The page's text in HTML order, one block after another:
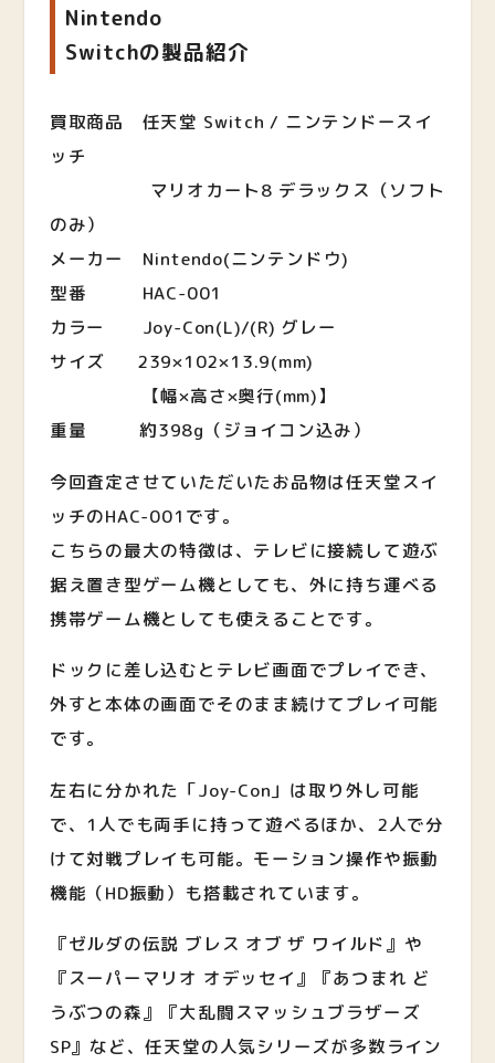
Nintendo
Switchの製品紹介
買取商品 任天堂 Switch / ニンテンドースイ
ッチ
マリオカート8 デラックス（ソフト
のみ）
メーカー Nintendo(ニンテンドウ)
型番 HAC-001
カラー Joy-Con(L)/(R) グレー
サイズ 239×102×13.9(mm)
【幅×高さ×奥行(mm)】
重量 約398g（ジョイコン込み）
今回査定させていただいたお品物は任天堂スイ
ッチのHAC-001です。
こちらの最大の特徴は、テレビに接続して遊ぶ
据え置き型ゲーム機としても、外に持ち運べる
携帯ゲーム機としても使えることです。
ドックに差し込むとテレビ画面でプレイでき、
外すと本体の画面でそのまま続けてプレイ可能
です。
左右に分かれた「Joy-Con」は取り外し可能
で、1人でも両手に持って遊べるほか、2人で分
けて対戦プレイも可能。モーション操作や振動
機能（HD振動）も搭載されています。
『ゼルダの伝説 ブレス オブ ザ ワイルド』や
『スーパーマリオ オデッセイ』『あつまれ ど
うぶつの森』『大乱闘スマッシュブラザーズ
SP』など、任天堂の人気シリーズが多数ライン